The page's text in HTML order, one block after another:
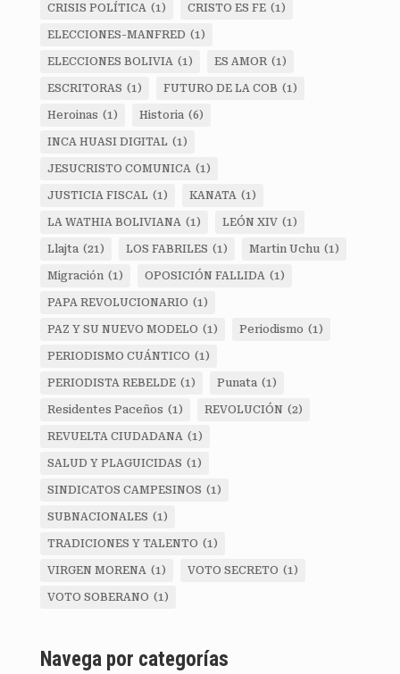
CRISIS POLÍTICA (1) CRISTO ES FE (1)
ELECCIONES-MANFRED (1)
ELECCIONES BOLIVIA (1) ES AMOR (1)
ESCRITORAS (1) FUTURO DE LA COB (1)
Heroinas (1) Historia (6)
INCA HUASI DIGITAL (1)
JESUCRISTO COMUNICA (1)
JUSTICIA FISCAL (1) KANATA (1)
LA WATHIA BOLIVIANA (1) LEÓN XIV (1)
Llajta (21) LOS FABRILES (1) Martin Uchu (1)
Migración (1) OPOSICIÓN FALLIDA (1)
PAPA REVOLUCIONARIO (1)
PAZ Y SU NUEVO MODELO (1) Periodismo (1)
PERIODISMO CUÁNTICO (1)
PERIODISTA REBELDE (1) Punata (1)
Residentes Paceños (1) REVOLUCIÓN (2)
REVUELTA CIUDADANA (1)
SALUD Y PLAGUICIDAS (1)
SINDICATOS CAMPESINOS (1)
SUBNACIONALES (1)
TRADICIONES Y TALENTO (1)
VIRGEN MORENA (1) VOTO SECRETO (1)
VOTO SOBERANO (1)
Navega por categorías